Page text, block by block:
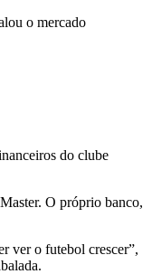
o mercado
do clube
O próprio banco,
ver o futebol crescer”,